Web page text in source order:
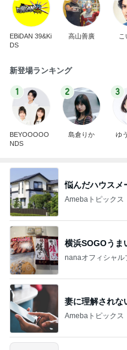
EBiDAN 39&Ki
DS
高山善廣 こ
新登場ランキング
1
BEYOOOOO
NDS
2
島倉りか
3
ゆ
悩んだハウスメ
Amebaトピックス
横浜SOGOうま
nanaオフィシャル
妻に理解されな
Amebaトピックス